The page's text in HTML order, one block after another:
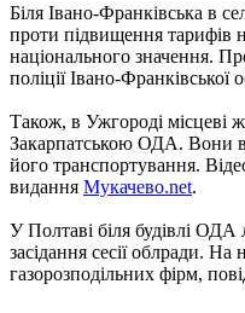
Біля Івано-Франківська в
проти підвищення тарифів
національного значення.
поліції Івано-Франківської
Також, в Ужгороді місцеві
Закарпатською ОДА. Вони
його транспортування.
видання Мукачево.net.
У Полтаві біля будівлі
засідання сесії облради. На
газорозподільних фірм,